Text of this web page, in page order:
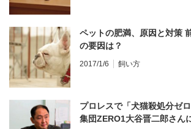
ペットの肥満、原因と対策
の要因は？
2017/1/6 飼い方
プロレスで「犬猫殺処分ゼ
集団ZERO1大谷晋二郎さん